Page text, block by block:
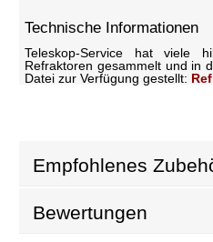
Technische Informationen
Teleskop-Service hat viele
Refraktoren gesammelt und in
Datei zur Verfügung gestellt:
Empfohlenes
Bewertungen